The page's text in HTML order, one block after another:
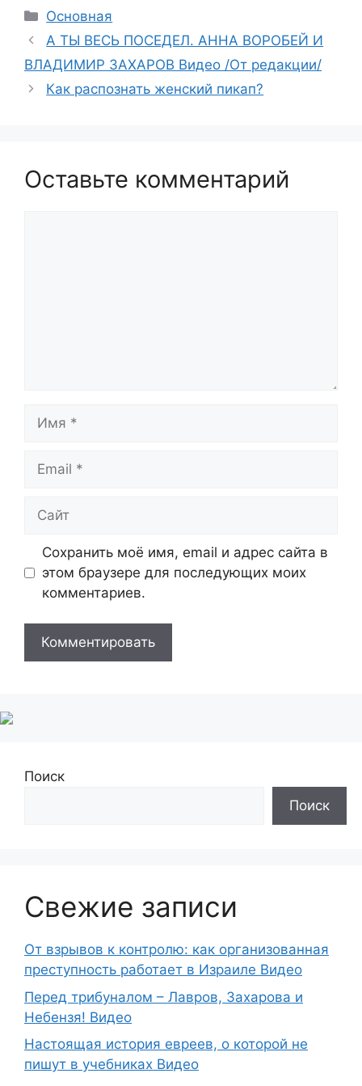
Рубрики
Основная
А ТЫ ВЕСЬ ПОСЕДЕЛ. АННА ВОРОБЕЙ И
ВЛАДИМИР ЗАХАРОВ Видео /От редакции/
Как распознать женский пикап?
Оставьте комментарий
Сохранить моё имя, email и адрес сайта в
этом браузере для последующих моих
комментариев.
Поиск
Поиск
Свежие записи
От взрывов к контролю: как организованная
преступность работает в Израиле Видео
Перед трибуналом – Лавров, Захарова и
Небензя! Видео
Настоящая история евреев, о которой не
пишут в учебниках Видео